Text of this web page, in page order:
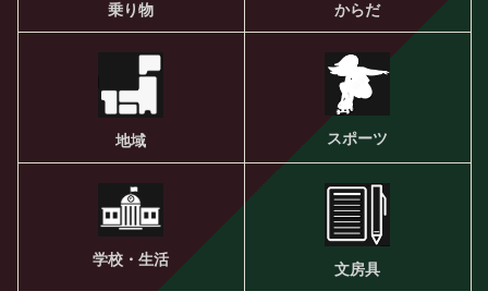
乗り物 からだ
地域 スポーツ
学校・生活
文房具